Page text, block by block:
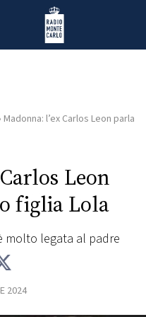
Radio Monte Carlo
› Madonna: l’ex Carlos Leon parla
Leon
figlia Lola
molto legata al padre
2024